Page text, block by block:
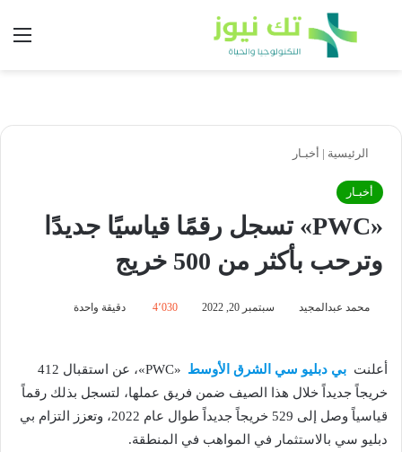
بحث عن
الرئيسية | أخبـار
أخبـار
«PWC» تسجل رقمًا قياسيًا جديدًا
وترحب بأكثر من 500 خريج
محمد عبدالمجيد سبتمبر 20, 2022 4٬030 دقيقة واحدة
أعلنت بي دبليو سي الشرق الأوسط
«PWC»، عن استقبال 412
خريجاً جديداً خلال هذا الصيف ضمن فريق عملها، لتسجل بذلك رقماً
قياسياً وصل إلى 529 خريجاً جديداً طوال عام 2022، وتعزز التزام بي
دبليو سي بالاستثمار في المواهب في المنطقة.